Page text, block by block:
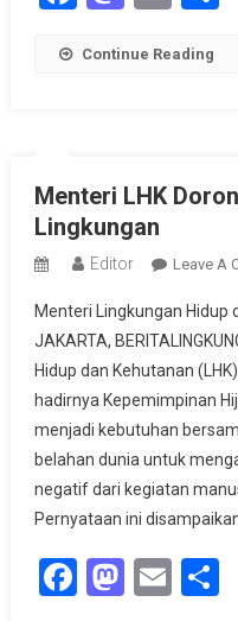
Continue Reading
Menteri LHK
Lingkungan
Editor Leave A
Menteri Lingkungan Hidup
JAKARTA,
Hidup dan Kehutanan
hadirnya Kepemimpinan
menjadi kebutuhan
belahan dunia untuk
negatif dari kegiatan
Pernyataan ini
Facebook